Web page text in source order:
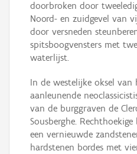
doorbroken door
Noord- en zuidgevel van
door versneden
spitsboogvensters met
waterlijst.
In de westelijke oksel
aanleunende
van de burggraven de
Sousberghe.
een vernieuwde
hardstenen bordes met